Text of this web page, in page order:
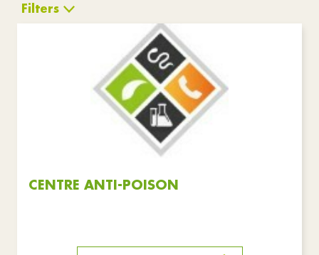
Filters
Shops Education
Public services
Tourism Emergency
CENTRE ANTI-POISON